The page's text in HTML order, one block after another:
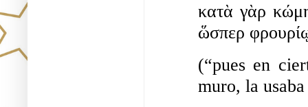
κατὰ γὰρ
ὥσπερ
(“pues en
muro, la